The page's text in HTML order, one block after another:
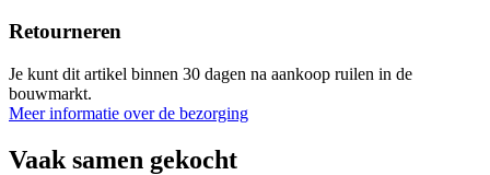
Retourneren
Je kunt dit artikel binnen 30 dagen na aankoop ruilen in de
bouwmarkt.
Meer informatie over de bezorging
Vaak samen gekocht